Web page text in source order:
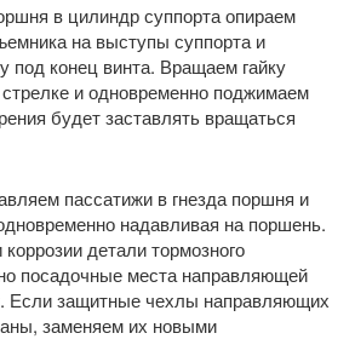
в цилиндр суппорта опираем
на выступы суппорта и
под конец винта. Вращаем гайку
и одновременно поджимаем
будет заставлять вращаться
пассатижи в гнезда поршня и
надавливая на поршень.
детали тормозного
посадочные места направляющей
Если защитные чехлы направляющих
заменяем их новыми